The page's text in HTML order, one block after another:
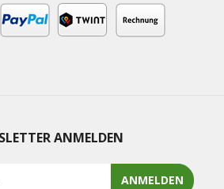
ANMELDEN
ANMELDEN